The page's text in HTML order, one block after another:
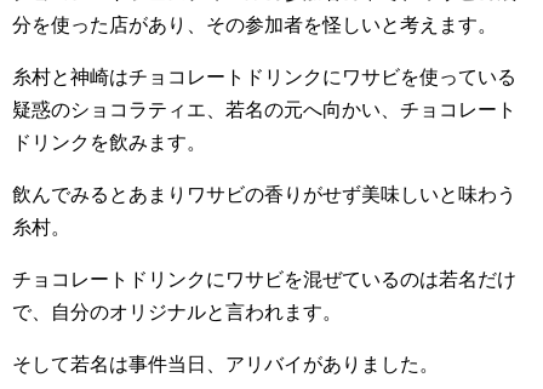
分を使った店があり、その参加者を怪しいと考えます。
糸村と神崎はチョコレートドリンクにワサビを使っている
疑惑のショコラティエ、若名の元へ向かい、チョコレート
ドリンクを飲みます。
飲んでみるとあまりワサビの香りがせず美味しいと味わう
糸村。
チョコレートドリンクにワサビを混ぜているのは若名だけ
で、自分のオリジナルと言われます。
そして若名は事件当日、アリバイがありました。